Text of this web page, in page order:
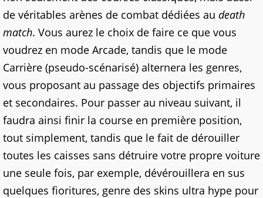
de véritables arènes de combat dédiées au death
match. Vous aurez le choix de faire ce que vous
voudrez en mode Arcade, tandis que le mode
Carrière (pseudo-scénarisé) alternera les genres,
vous proposant au passage des objectifs primaires
et secondaires. Pour passer au niveau suivant, il
faudra ainsi finir la course en première position,
tout simplement, tandis que le fait de dérouiller
toutes les caisses sans détruire votre propre voiture
une seule fois, par exemple, dévérouillera en sus
quelques fioritures, genre des skins ultra hype pour